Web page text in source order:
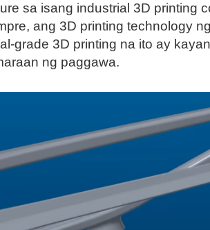
sa isang industrial 3D printing
ang 3D printing technology
grade 3D printing na ito ay
ng paggawa.